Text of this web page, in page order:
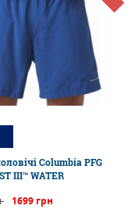
Columbia PFG
III™ WATER
1699 грн